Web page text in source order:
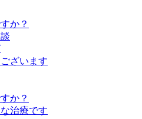
か？
ざいます
か？
治療です